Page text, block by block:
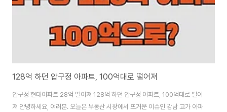
128억 하던 압구정 아파트, 100억대로 떨어져
압구정 현대아파트 28억 떨어져 128억 하던 압구정 아파트, 100억대로 떨어
져 안녕하세요, 여러분. 오늘은 부동산 시장에서 뜨거운 이슈인 강남 고가 아파